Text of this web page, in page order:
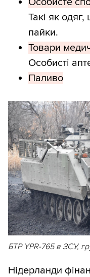
Такі як
пайки.
Товари
Особисті
Паливо
БТР YPR-765 в ЗСУ,
Нідерланди